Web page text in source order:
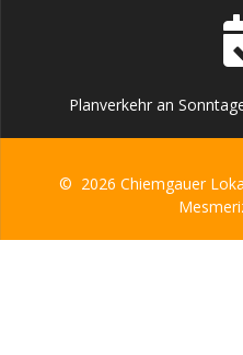
Planverkehr an
© 2026 Chiemgauer